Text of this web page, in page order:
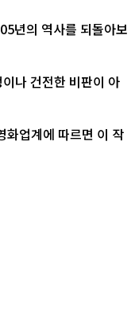
년의 역사를 되돌아보
나 건전한 비판이 아